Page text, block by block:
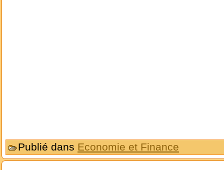
Publié dans Economie et Finance